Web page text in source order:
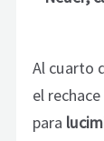
Al cuarto
el
para